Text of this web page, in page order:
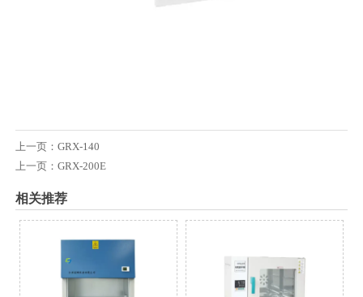
上一页： GRX-140
上一页： GRX-200E
相关推荐